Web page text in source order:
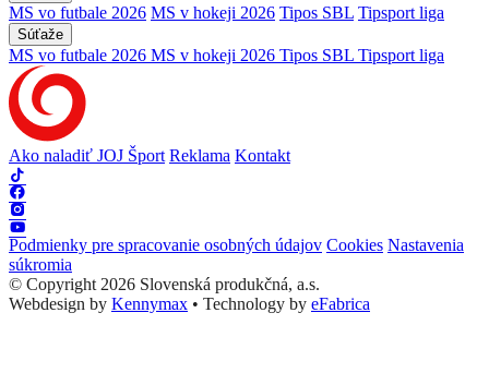
MS vo futbale 2026 MS v hokeji 2026 Tipos SBL Tipsport liga
Súťaže
MS vo futbale 2026 MS v hokeji 2026 Tipos SBL Tipsport liga
Ako naladiť JOJ Šport Reklama Kontakt
Podmienky pre spracovanie osobných údajov Cookies Nastavenia
súkromia
© Copyright 2026 Slovenská produkčná, a.s.
Webdesign by Kennymax • Technology by eFabrica